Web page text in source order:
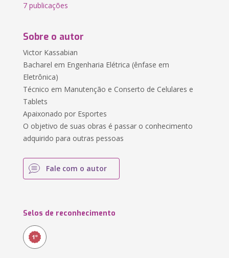
7 publicações
Sobre o autor
Victor Kassabian
Bacharel em Engenharia Elétrica (ênfase em
Eletrônica)
Técnico em Manutenção e Conserto de Celulares e
Tablets
Apaixonado por Esportes
O objetivo de suas obras é passar o conhecimento
adquirido para outras pessoas
Fale com o autor
Selos de reconhecimento